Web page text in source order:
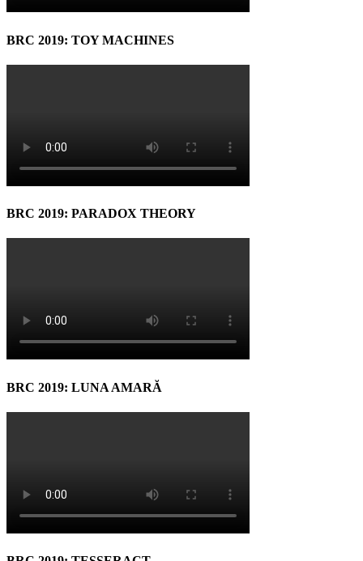
BRC 2019: TOY MACHINES
BRC 2019: PARADOX THEORY
BRC 2019: LUNA AMARĂ